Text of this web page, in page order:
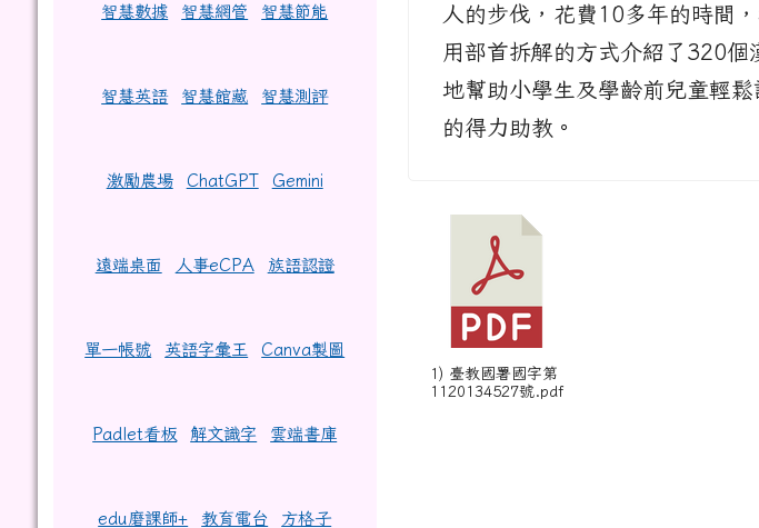
智慧數據 智慧網管 智慧節能
智慧英語 智慧館藏 智慧測評
激勵農場 ChatGPT Gemini
遠端桌面 人事eCPA 族語認證
單一帳號 英語字彙王 Canva製圖
Padlet看板 解文識字 雲端書庫
edu磨課師+ 教育電台 方格子
人的步伐，花費10多年的時間
用部首拆解的方式介紹了320
地幫助小學生及學齡前兒童輕
的得力助教。
1) 臺教國署國字第
1120134527號.pdf